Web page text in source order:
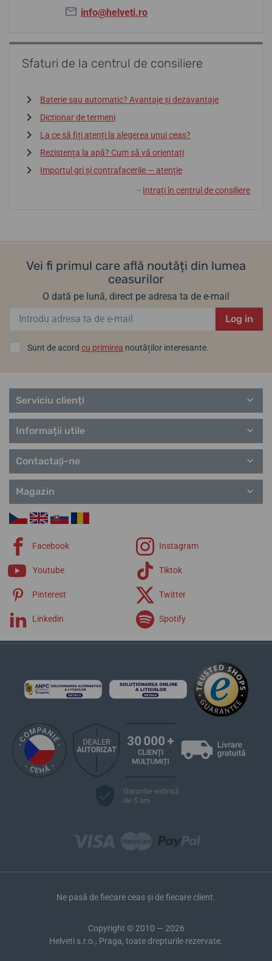
info@helveti.ro
Sfaturi de la centrul de consiliere
Baterie sau automatic? Avantaje și dezavantaje
Dicționar de termeni
La ce să fiți atenți la alegerea unui ceas?
Rezistența la apă? Cum să vă orientați
Importul gri și contrafacerile — atenție
↓ Intrați în centrul de consiliere
Vei fi primul care află noutăți din lumea
ceasurilor
O dată pe lună, direct pe adresa ta de e-mail
Log in
Sunt de acord cu primirea noutăților interesante.
Serviciu clienți
Informații utile
Contactaţi-ne
Magazin
Facebook Instagram
Youtube Tiktok
Pinterest Twitter
Linkedin Spotify
Garanție extinsă
de 5 ani
Ne pasă de fiecare ceas și de fiecare client.
Copyright © 2010 — 2026
Helveti s.r.o., Praga, toate drepturile rezervate.